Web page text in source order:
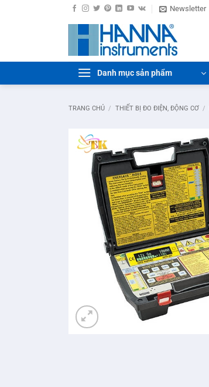
Newsletter
Danh mục sản phẩm
TRANG CHỦ / THIẾT BỊ ĐO ĐIỆN, ĐỘNG CƠ /